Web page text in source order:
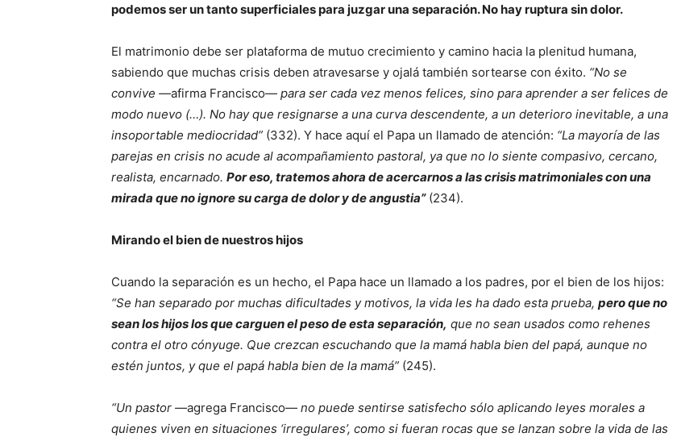
podemos ser un tanto superficiales para juzgar una separación. No hay ruptura sin dolor.
El matrimonio debe ser plataforma de mutuo crecimiento y camino hacia la plenitud humana,
sabiendo que muchas crisis deben atravesarse y ojalá también sortearse con éxito. “No se
convive —afirma Francisco— para ser cada vez menos felices, sino para aprender a ser felices de
modo nuevo (…). No hay que resignarse a una curva descendente, a un deterioro inevitable, a una
insoportable mediocridad” (332). Y hace aquí el Papa un llamado de atención: “La mayoría de las
parejas en crisis no acude al acompañamiento pastoral, ya que no lo siente compasivo, cercano,
realista, encarnado. Por eso, tratemos ahora de acercarnos a las crisis matrimoniales con una
mirada que no ignore su carga de dolor y de angustia” (234).
Mirando el bien de nuestros hijos
Cuando la separación es un hecho, el Papa hace un llamado a los padres, por el bien de los hijos:
“Se han separado por muchas dificultades y motivos, la vida les ha dado esta prueba, pero que no
sean los hijos los que carguen el peso de esta separación, que no sean usados como rehenes
contra el otro cónyuge. Que crezcan escuchando que la mamá habla bien del papá, aunque no
estén juntos, y que el papá habla bien de la mamá” (245).
“Un pastor —agrega Francisco— no puede sentirse satisfecho sólo aplicando leyes morales a
quienes viven en situaciones ‘irregulares’, como si fueran rocas que se lanzan sobre la vida de las